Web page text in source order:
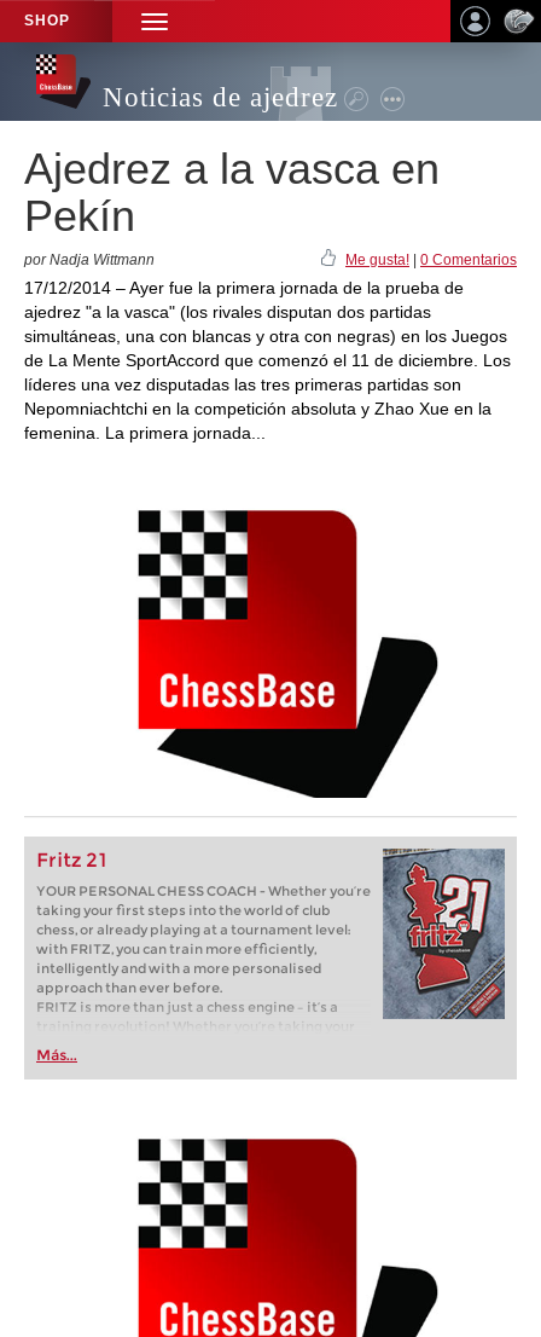
SHOP
TOGGLE
NAVIGATION
Noticias de ajedrez
Ajedrez a la vasca en
Pekín
por Nadja Wittmann Me gusta! 0 Comentarios
17/12/2014 – Ayer fue la primera jornada de la prueba de
ajedrez "a la vasca" (los rivales disputan dos partidas
simultáneas, una con blancas y otra con negras) en los Juegos
de La Mente SportAccord que comenzó el 11 de diciembre. Los
líderes una vez disputadas las tres primeras partidas son
Nepomniachtchi en la competición absoluta y Zhao Xue en la
femenina. La primera jornada...
Fritz 21
YOUR PERSONAL CHESS COACH - Whether you’re
taking your first steps into the world of club
chess, or already playing at a tournament level:
with FRITZ, you can train more efficiently,
intelligently and with a more personalised
approach than ever before.
FRITZ is more than just a chess engine – it’s a
training revolution! Whether you’re taking your
first steps into the world of club chess, or already
playing at a tournament level: with FRITZ, you can
train more efficiently, intelligently and with a
Más...